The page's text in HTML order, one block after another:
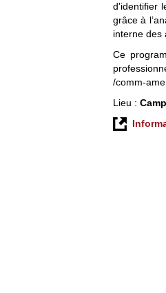
d'identifier
grâce à
interne des
Ce
/comm-
Lieu :